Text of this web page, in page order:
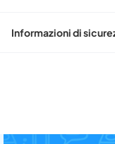
Informazioni di